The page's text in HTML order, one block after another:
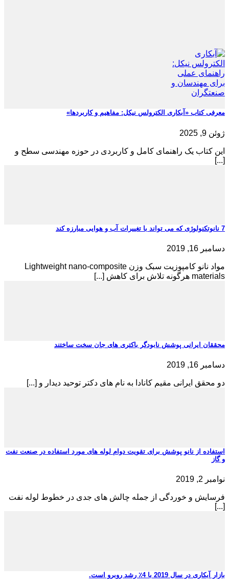
معرفی کتاب «آبکاری الکترولس نیکل: مفاهیم و کاربردها»
ژوئن 9, 2025
این کتاب یک راهنمای کامل و کاربردی در حوزه مهندسی سطح و
[...]
7 نانوتکنولوژی که می تواند با تغییرات آب و هوایی مبارزه کند
دسامبر 16, 2019
مواد نانو کامپوزیت سبک وزن Lightweight nano-composite
materials هرگونه تلاش برای کاهش [...]
محققان ایرانی پوشش نابودگر باکتری های جان سخت ساختند
دسامبر 16, 2019
دو محقق ایرانی مقیم کانادا به نام های دکتر توحید دیدار و [...]
استفاده از نانو پوشش برای تقویت دوام لوله های مورد استفاده در صنعت نفت
و گاز
نوامبر 2, 2019
فرسایش و خوردگی از جمله چالش های جدی در خطوط لوله نفت
[...]
بازار آبکاری در سال 2019 با 4٪ رشد روبرو است.